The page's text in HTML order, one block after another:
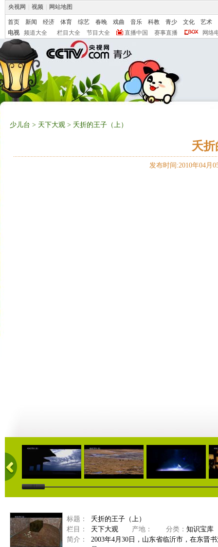
央视网 视频 网站地图
首页 新闻 经济 体育 综艺 春晚 戏曲 音乐 科教 青少 文化
艺术
电视
频道大全 栏目大全 节目大全 直播中国 赛事直播 网络
少儿台 > 天下大观 > 夭折的王子（上）
夭
发布时间:2010年04月
07:58 07:58 00:30
标题：
夭折的王子（上）
栏目：
天下大观 产地： 分类： 知识宝库
简介：
2003年4月30日，山东省临沂市，在东晋